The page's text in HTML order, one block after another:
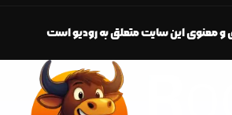
معنوی این سایت متعلق به رودیو است